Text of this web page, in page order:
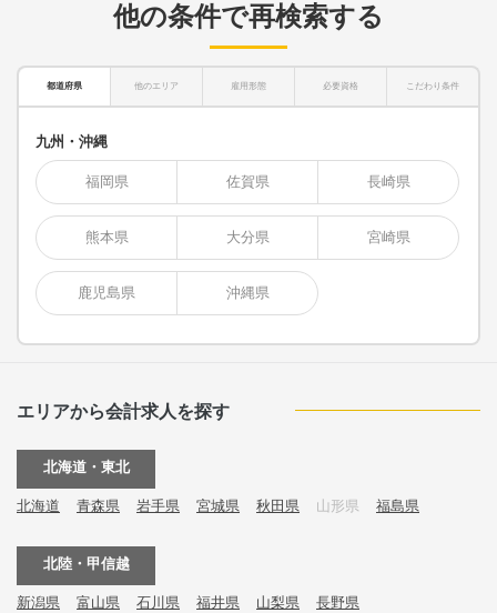
他の条件で再検索する
都道府県 他のエリア 雇用形態 必要資格 こだわり条件
九州・沖縄
福岡県 佐賀県 長崎県
熊本県 大分県 宮崎県
鹿児島県 沖縄県
エリアから会計求人を探す
北海道・東北
北海道 青森県 岩手県 宮城県 秋田県 山形県 福島県
北陸・甲信越
新潟県 富山県 石川県 福井県 山梨県 長野県